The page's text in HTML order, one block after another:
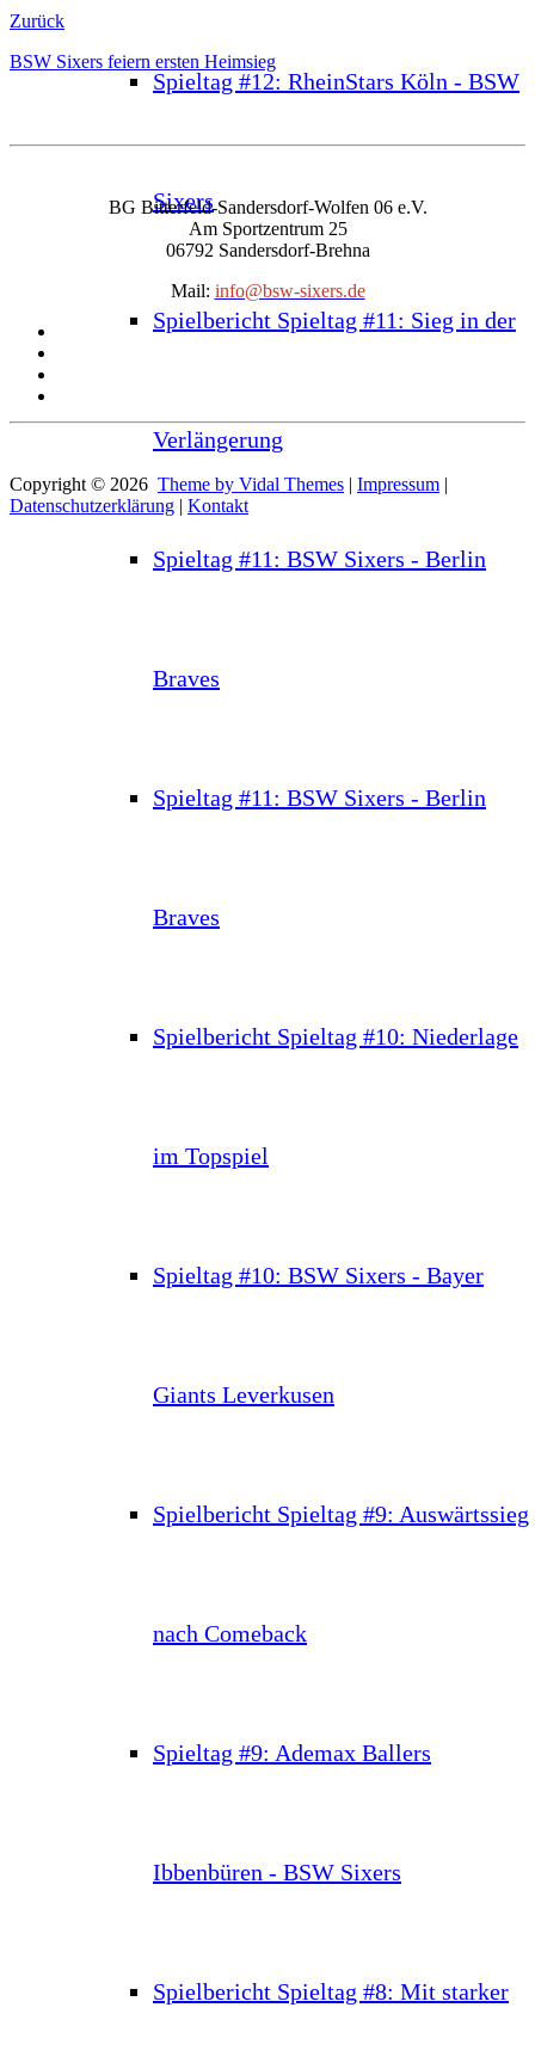
Spieltag #12: RheinStars Köln - BSW
Sixers
Spielbericht Spieltag #11: Sieg in der
Verlängerung
Spieltag #11: BSW Sixers - Berlin
Braves
Spieltag #11: BSW Sixers - Berlin
Braves
Spielbericht Spieltag #10: Niederlage
im Topspiel
Spieltag #10: BSW Sixers - Bayer
Giants Leverkusen
Spielbericht Spieltag #9: Auswärtssieg
nach Comeback
Spieltag #9: Ademax Ballers
Ibbenbüren - BSW Sixers
Spielbericht Spieltag #8: Mit starker
Zurück
BSW Sixers feiern ersten Heimsieg
BG Bitterfeld-Sandersdorf-Wolfen 06 e.V.
Am Sportzentrum 25
06792 Sandersdorf-Brehna
Mail: info@bsw-sixers.de
Copyright © 2026 Theme by Vidal Themes | Impressum |
Datenschutzerklärung | Kontakt